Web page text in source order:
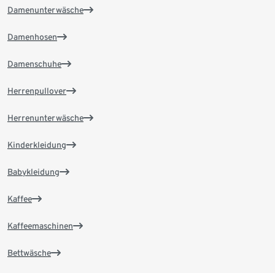
Damenunterwäsche
Damenhosen
Damenschuhe
Herrenpullover
Herrenunterwäsche
Kinderkleidung
Babykleidung
Kaffee
Kaffeemaschinen
Bettwäsche